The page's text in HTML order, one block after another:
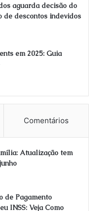
aguarda decisão do
de descontos indevidos
em 2025: Guia
Comentários
Atualização tem
de Pagamento
INSS: Veja Como